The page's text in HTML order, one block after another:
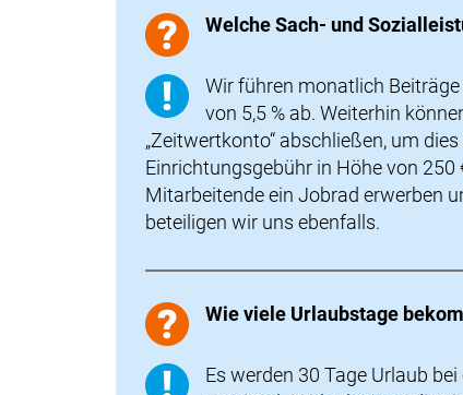
Welche Sach- und
Wir führen monatlich
von 5,5 % ab. Weiterhin
„Zeitwertkonto“ abschließen, um
Einrichtungsgebühr in Höhe von
Mitarbeitende ein Jobrad erwerben
beteiligen wir uns ebenfalls.
Wie viele Urlaubstage
Es werden 30 Tage Urlaub